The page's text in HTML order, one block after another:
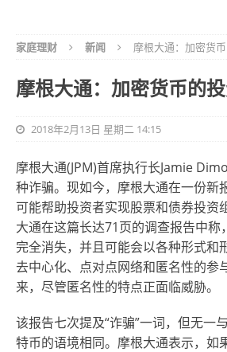
家庭理财 新闻 摩根大通：加密货
摩根大通：加密货币的
2018年2月13日 星期二 14:15
摩根大通(JPM)首席执行长Jamie
种诈骗。现如今，摩根大通在一份新
可能帮助投资者实现股票和债券投资
大通在这篇长达71页的调查报告中称
完全消失，并且可能会以各种形式和
去中心化、点对点网络和匿名性的参
来，尽管匿名性的特点正面临威胁。
该报告七次提及“诈骗”一词，但无一
特币的语境相同。摩根大通表示，如